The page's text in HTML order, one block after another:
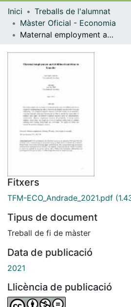
Inici
Treballs de l'alumnat
Màster Oficial - Economia
Maternal employment and childhood nutrition in Ecuador
Fitxers
TFM-ECO_Andrade_2021.pdf
Tipus de document
Treball de fi de màster
Data de publicació
2021
Llicència de publicació